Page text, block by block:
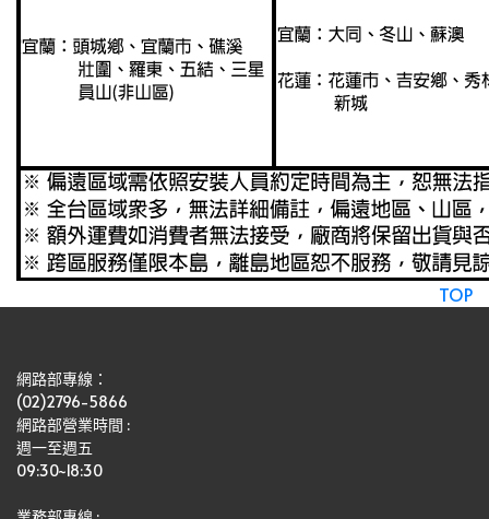
TOP
網路部專線：
(02)2796-5866
網路部營業時間 :
週一至週五
09:30~18:30